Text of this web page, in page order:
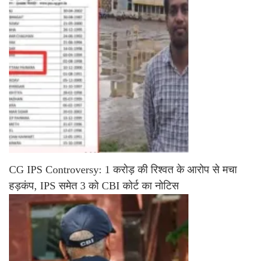
CG IPS Controversy: 1 करोड़ की रिश्वत के आरोप से मचा
हड़कंप, IPS समेत 3 को CBI कोर्ट का नोटिस